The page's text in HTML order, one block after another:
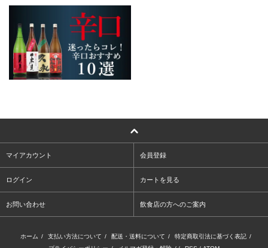
マイアカウント 会員登録
ログイン カートを見る
お問い合わせ 飲食店の方へのご案内
ホーム / 支払い方法について / 配送・送料について / 特定商取引法に基づく表記 /